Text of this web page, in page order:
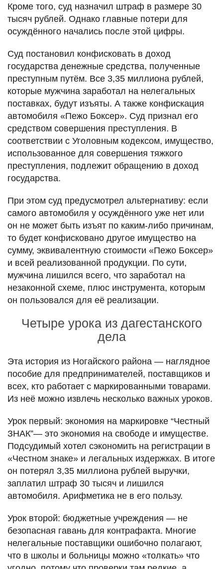
Кроме того, суд назначил штраф в размере 30
тысяч рублей. Однако главные потери для
осуждённого начались после этой цифры.
Суд постановил конфисковать в доход
государства денежные средства, полученные
преступным путём. Все 3,35 миллиона рублей,
которые мужчина заработал на нелегальных
поставках, будут изъяты. А также конфискация
автомобиля «Пежо Боксер». Суд признал его
средством совершения преступления. В
соответствии с Уголовным кодексом, имущество,
использованное для совершения тяжкого
преступления, подлежит обращению в доход
государства.
При этом суд предусмотрел альтернативу: если
самого автомобиля у осуждённого уже нет или
он не может быть изъят по каким-либо причинам,
то будет конфисковано другое имущество на
сумму, эквивалентную стоимости «Пежо Боксер»
и всей реализованной продукции. По сути,
мужчина лишился всего, что заработал на
незаконной схеме, плюс инструмента, которым
он пользовался для её реализации.
Четыре урока из дагестанского
дела
Эта история из Ногайского района — наглядное
пособие для предпринимателей, поставщиков и
всех, кто работает с маркированными товарами.
Из неё можно извлечь несколько важных уроков.
Урок первый: экономия на маркировке “Честный
ЗНАК”— это экономия на свободе и имуществе.
Подсудимый хотел сэкономить на регистрации в
«Честном знаке» и легальных издержках. В итоге
он потерял 3,35 миллиона рублей выручки,
заплатил штраф 30 тысяч и лишился
автомобиля. Арифметика не в его пользу.
Урок второй: бюджетные учреждения — не
безопасная гавань для контрафакта. Многие
нелегальные поставщики ошибочно полагают,
что в школы и больницы можно «толкать» что